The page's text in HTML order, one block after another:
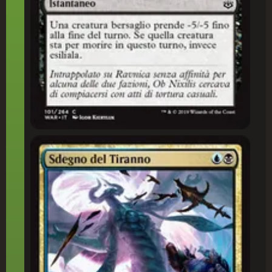
Sdegno del Tiranno